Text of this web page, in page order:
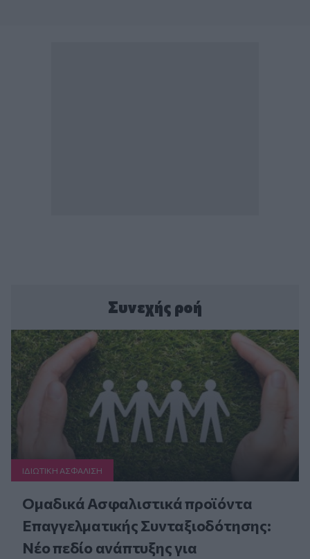
Συνεχής ροή
ΙΔΙΩΤΙΚΗ ΑΣΦAΛΙΣΗ
Ομαδικά Ασφαλιστικά προϊόντα
Επαγγελματικής Συνταξιοδότησης:
Νέο πεδίο ανάπτυξης για